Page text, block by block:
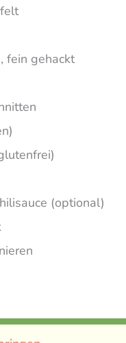
fein gehackt
(optional)